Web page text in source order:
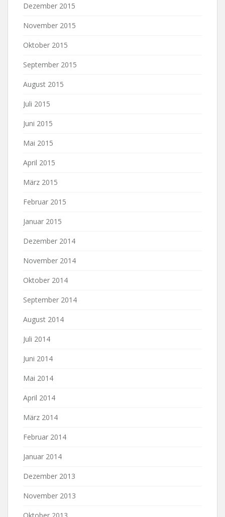
Dezember 2015
November 2015
Oktober 2015
September 2015
August 2015
Juli 2015
Juni 2015
Mai 2015
April 2015
März 2015
Februar 2015
Januar 2015
Dezember 2014
November 2014
Oktober 2014
September 2014
August 2014
Juli 2014
Juni 2014
Mai 2014
April 2014
März 2014
Februar 2014
Januar 2014
Dezember 2013
November 2013